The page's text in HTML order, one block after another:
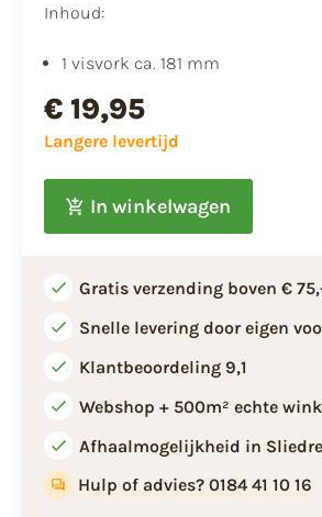
Inhoud:
1 visvork ca. 181 mm
€ 19,95
Langere levertijd
In winkelwagen
Gratis verzending boven €
Snelle levering door eigen
Klantbeoordeling 9,1
Webshop + 500m² echte
Afhaalmogelijkheid in
Hulp of advies? 0184 41 10 16